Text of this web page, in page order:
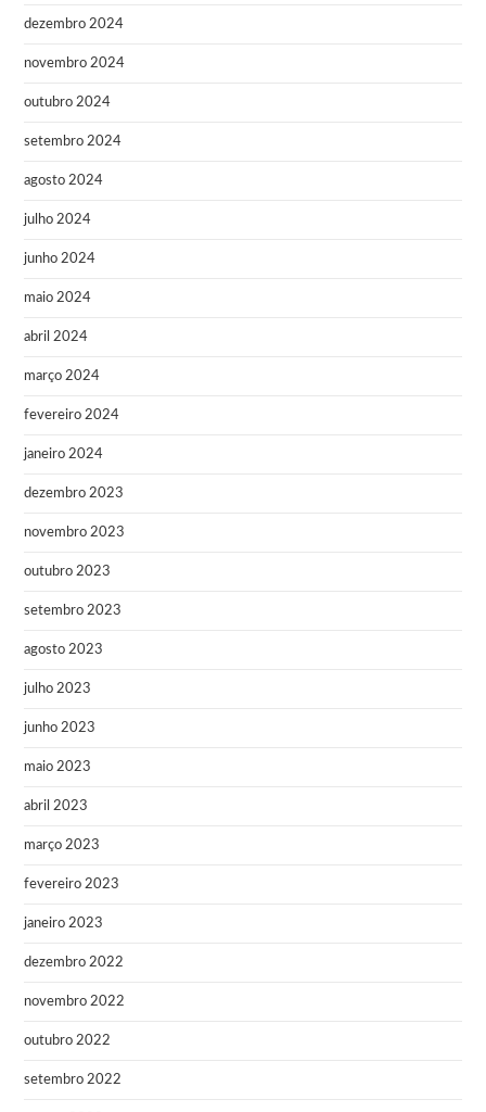
dezembro 2024
novembro 2024
outubro 2024
setembro 2024
agosto 2024
julho 2024
junho 2024
maio 2024
abril 2024
março 2024
fevereiro 2024
janeiro 2024
dezembro 2023
novembro 2023
outubro 2023
setembro 2023
agosto 2023
julho 2023
junho 2023
maio 2023
abril 2023
março 2023
fevereiro 2023
janeiro 2023
dezembro 2022
novembro 2022
outubro 2022
setembro 2022